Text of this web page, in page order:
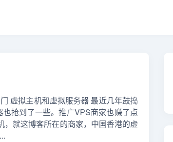
虚拟主机和虚拟服务器 最近几年鼓捣
抢到了一些。推广VPS商家也赚了点
就这博客所在的商家，中国香港的虚